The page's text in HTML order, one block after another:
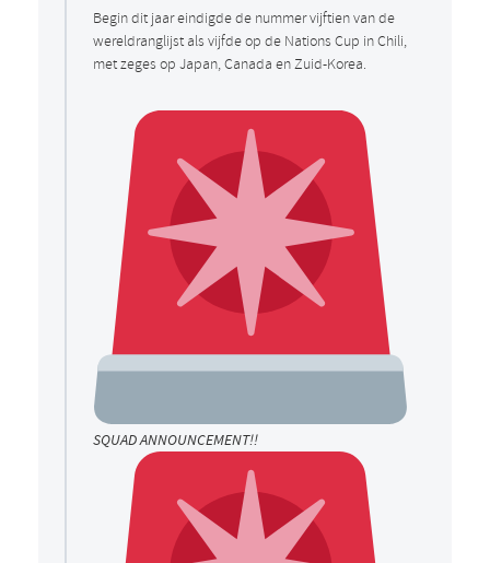
Begin dit jaar eindigde de nummer vijftien van de
wereldranglijst als vijfde op de Nations Cup in Chili,
met zeges op Japan, Canada en Zuid-Korea.
SQUAD ANNOUNCEMENT!!